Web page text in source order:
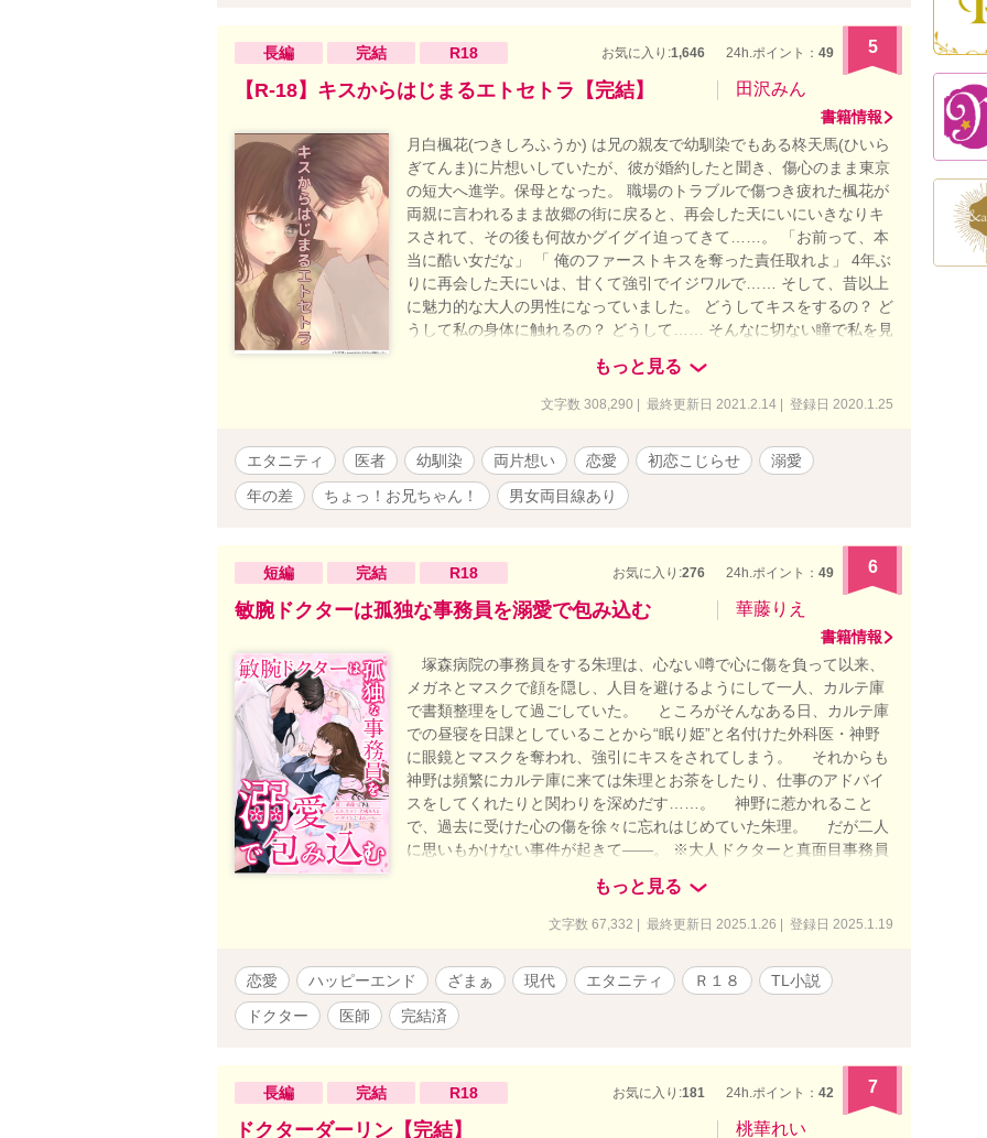
長編 完結 R18 お気に入り:1,646 24h.ポイント： 49 5
【R-18】キスからはじまるエトセトラ【完結】 田沢みん
書籍情報
月白楓花(つきしろふうか) は兄の親友で幼馴染でもある柊天馬(ひいら
ぎてんま)に片想いしていたが、彼が婚約したと聞き、傷心のまま東京
の短大へ進学。保母となった。 職場のトラブルで傷つき疲れた楓花が
両親に言われるまま故郷の街に戻ると、再会した天にいにいきなりキ
スされて、その後も何故かグイグイ迫ってきて……。 「お前って、本
当に酷い女だな」 「 俺のファーストキスを奪った責任取れよ」 4年ぶ
りに再会した天にいは、甘くて強引でイジワルで…… そして、昔以上
に魅力的な大人の男性になっていました。 どうしてキスをするの？ ど
うして私の身体に触れるの？ どうして…… そんなに切ない瞳で私を見
つめるの？ 月白楓花(つきしろふうか) 22歳 保母さんから引きこも
り、 そして実家の喫茶店手伝いに。 柊天馬(ひいらぎてんま) 29歳 イ
ケメンで優秀な消化器外科医。所謂スパダリ。 これは恋心をこじらせ
不定期で番外編追加中です。 ＊幼馴染なので過去の回想シーンが多目
です。 ＊表紙のイラストは可愛らしいですが、第22話からガッツリ
R18展開がありますので御注意ください。 イラストはミカスケ様で
す。
もっと見る
文字数 308,290 | 最終更新日 2021.2.14 | 登録日 2020.1.25
エタニティ 医者 幼馴染 両片想い 恋愛 初恋こじらせ
溺愛
年の差
ちょっ！お兄ちゃん！ 男女両目線あり
短編 完結 R18 お気に入り:276 24h.ポイント： 49 6
敏腕ドクターは孤独な事務員を溺愛で包み込む 華藤りえ
書籍情報
塚森病院の事務員をする朱理は、心ない噂で心に傷を負って以来、
メガネとマスクで顔を隠し、人目を避けるようにして一人、カルテ庫
で書類整理をして過ごしていた。 ところがそんなある日、カルテ庫
での昼寝を日課としていることから“眠り姫”と名付けた外科医・神野
に眼鏡とマスクを奪われ、強引にキスをされてしまう。 それからも
神野は頻繁にカルテ庫に来ては朱理とお茶をしたり、仕事のアドバイ
スをしてくれたりと関わりを深めだす……。 神野に惹かれること
で、過去に受けた心の傷を徐々に忘れはじめていた朱理。 だが二人
に思いもかけない事件が起きて――。 ※大人ドクターと真面目事務員
の恋愛です🌟 ※Ｒ18シーン有 ※全話投稿予約済 ※2018.07.01 に
LUNA文庫様より出版していた「眠りの森のドクターは堅物魔女を恋
に堕とす」の改稿版です。 ※現在の版権は華藤りえにあります。 💕💕
（https://x.com/___NAGORI）様 デザイン：まお
（https://x.com/MAO034626） 様 にお願いいたしました🌟
もっと見る
文字数 67,332 | 最終更新日 2025.1.26 | 登録日 2025.1.19
恋愛 ハッピーエンド ざまぁ 現代 エタニティ Ｒ１８
TL小説
ドクター
医師 完結済
長編 完結 R18 お気に入り:181 24h.ポイント： 42 7
ドクターダーリン【完結】 桃華れい